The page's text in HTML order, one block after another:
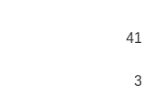
41
3